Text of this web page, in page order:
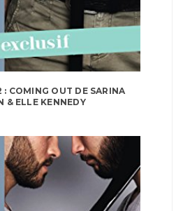
: COMING OUT DE SARINA
& ELLE KENNEDY